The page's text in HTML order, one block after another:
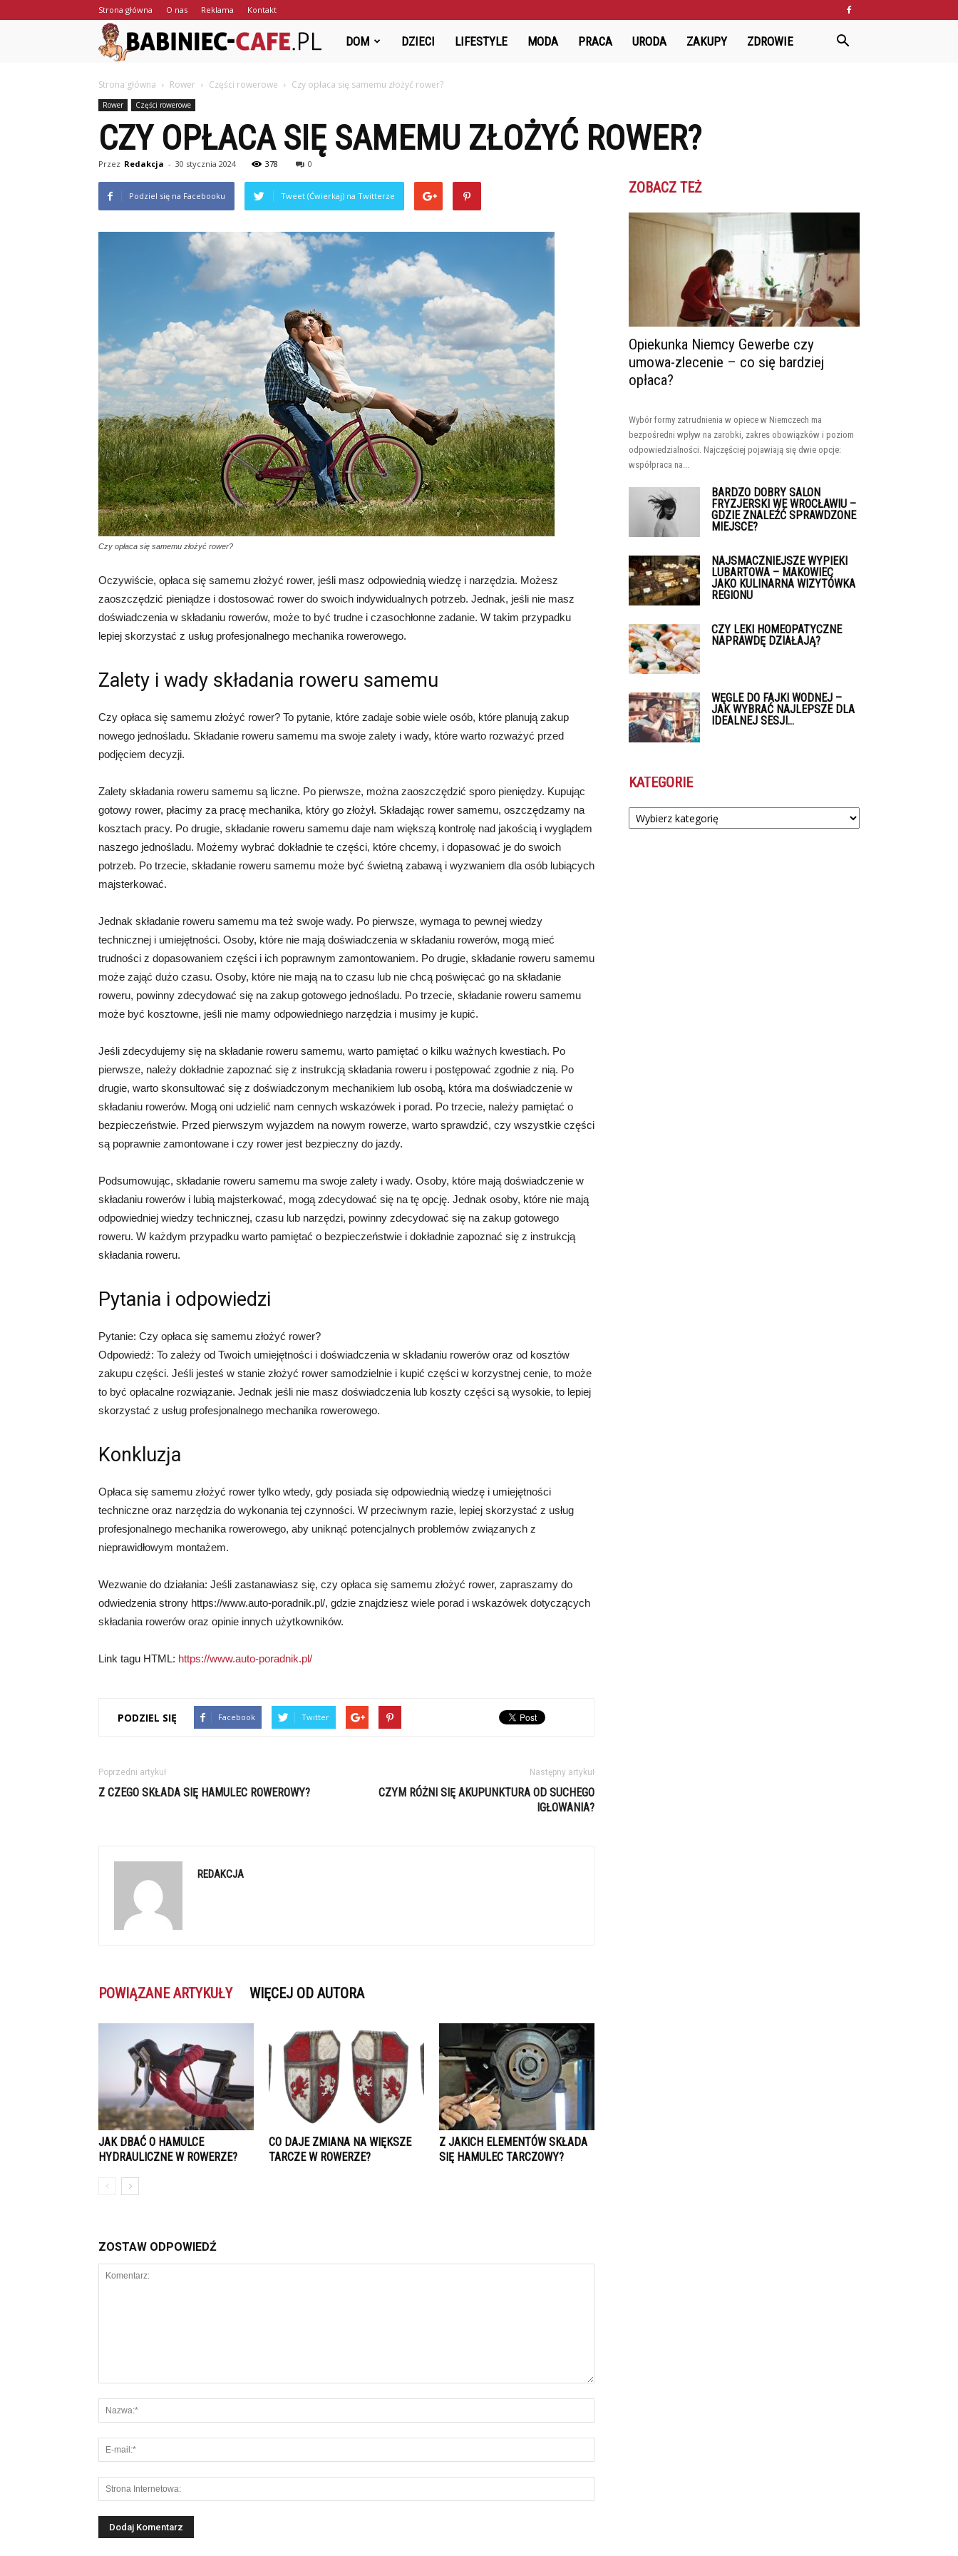
Strona główna O nas Reklama Kontakt
Babiniec-
Cafe.pl
DOM DZIECI LIFESTYLE MODA PRACA URODA ZAKUPY ZDROWIE
Strona główna Rower Części rowerowe Czy opłaca się samemu złożyć rower?
Rower Części rowerowe
CZY OPŁACA SIĘ SAMEMU ZŁOŻYĆ ROWER?
Przez Redakcja - 30 stycznia 2024 378 0
Podziel się na Facebooku Tweet (Ćwierkaj) na Twitterze
Czy opłaca się samemu złożyć rower?
Oczywiście, opłaca się samemu złożyć rower, jeśli masz odpowiednią wiedzę i narzędzia. Możesz
zaoszczędzić pieniądze i dostosować rower do swoich indywidualnych potrzeb. Jednak, jeśli nie masz
doświadczenia w składaniu rowerów, może to być trudne i czasochłonne zadanie. W takim przypadku
lepiej skorzystać z usług profesjonalnego mechanika rowerowego.
Zalety i wady składania roweru samemu
Czy opłaca się samemu złożyć rower? To pytanie, które zadaje sobie wiele osób, które planują zakup
nowego jednośladu. Składanie roweru samemu ma swoje zalety i wady, które warto rozważyć przed
podjęciem decyzji.
Zalety składania roweru samemu są liczne. Po pierwsze, można zaoszczędzić sporo pieniędzy. Kupując
gotowy rower, płacimy za pracę mechanika, który go złożył. Składając rower samemu, oszczędzamy na
kosztach pracy. Po drugie, składanie roweru samemu daje nam większą kontrolę nad jakością i wyglądem
naszego jednośladu. Możemy wybrać dokładnie te części, które chcemy, i dopasować je do swoich
potrzeb. Po trzecie, składanie roweru samemu może być świetną zabawą i wyzwaniem dla osób lubiących
majsterkować.
Jednak składanie roweru samemu ma też swoje wady. Po pierwsze, wymaga to pewnej wiedzy
technicznej i umiejętności. Osoby, które nie mają doświadczenia w składaniu rowerów, mogą mieć
trudności z dopasowaniem części i ich poprawnym zamontowaniem. Po drugie, składanie roweru samemu
może zająć dużo czasu. Osoby, które nie mają na to czasu lub nie chcą poświęcać go na składanie
roweru, powinny zdecydować się na zakup gotowego jednośladu. Po trzecie, składanie roweru samemu
może być kosztowne, jeśli nie mamy odpowiedniego narzędzia i musimy je kupić.
Jeśli zdecydujemy się na składanie roweru samemu, warto pamiętać o kilku ważnych kwestiach. Po
pierwsze, należy dokładnie zapoznać się z instrukcją składania roweru i postępować zgodnie z nią. Po
drugie, warto skonsultować się z doświadczonym mechanikiem lub osobą, która ma doświadczenie w
składaniu rowerów. Mogą oni udzielić nam cennych wskazówek i porad. Po trzecie, należy pamiętać o
bezpieczeństwie. Przed pierwszym wyjazdem na nowym rowerze, warto sprawdzić, czy wszystkie części
są poprawnie zamontowane i czy rower jest bezpieczny do jazdy.
Podsumowując, składanie roweru samemu ma swoje zalety i wady. Osoby, które mają doświadczenie w
składaniu rowerów i lubią majsterkować, mogą zdecydować się na tę opcję. Jednak osoby, które nie mają
odpowiedniej wiedzy technicznej, czasu lub narzędzi, powinny zdecydować się na zakup gotowego
roweru. W każdym przypadku warto pamiętać o bezpieczeństwie i dokładnie zapoznać się z instrukcją
składania roweru.
Pytania i odpowiedzi
Pytanie: Czy opłaca się samemu złożyć rower?
Odpowiedź: To zależy od Twoich umiejętności i doświadczenia w składaniu rowerów oraz od kosztów
zakupu części. Jeśli jesteś w stanie złożyć rower samodzielnie i kupić części w korzystnej cenie, to może
to być opłacalne rozwiązanie. Jednak jeśli nie masz doświadczenia lub koszty części są wysokie, to lepiej
skorzystać z usług profesjonalnego mechanika rowerowego.
Konkluzja
Opłaca się samemu złożyć rower tylko wtedy, gdy posiada się odpowiednią wiedzę i umiejętności
techniczne oraz narzędzia do wykonania tej czynności. W przeciwnym razie, lepiej skorzystać z usług
profesjonalnego mechanika rowerowego, aby uniknąć potencjalnych problemów związanych z
nieprawidłowym montażem.
Wezwanie do działania: Jeśli zastanawiasz się, czy opłaca się samemu złożyć rower, zapraszamy do
odwiedzenia strony https://www.auto-poradnik.pl/, gdzie znajdziesz wiele porad i wskazówek dotyczących
składania rowerów oraz opinie innych użytkowników.
Link tagu HTML: https://www.auto-poradnik.pl/
PODZIEL SIĘ Facebook Twitter
Poprzedni artykuł
Z CZEGO SKŁADA SIĘ HAMULEC ROWEROWY?
Następny artykuł
CZYM RÓŻNI SIĘ AKUPUNKTURA OD SUCHEGO
IGŁOWANIA?
REDAKCJA
POWIĄZANE ARTYKUŁY WIĘCEJ OD AUTORA
JAK DBAĆ O HAMULCE
HYDRAULICZNE W ROWERZE?
CO DAJE ZMIANA NA WIĘKSZE
TARCZE W ROWERZE?
Z JAKICH ELEMENTÓW SKŁADA
SIĘ HAMULEC TARCZOWY?
ZOSTAW ODPOWIEDŹ
ZOBACZ TEŻ
Opiekunka Niemcy Gewerbe czy
umowa-zlecenie – co się bardziej
opłaca?
Wybór formy zatrudnienia w opiece w Niemczech ma
bezpośredni wpływ na zarobki, zakres obowiązków i poziom
odpowiedzialności. Najczęściej pojawiają się dwie opcje:
współpraca na...
BARDZO DOBRY SALON
FRYZJERSKI WE WROCŁAWIU –
GDZIE ZNALEŹĆ SPRAWDZONE
MIEJSCE?
NAJSMACZNIEJSZE WYPIEKI
LUBARTOWA – MAKOWIEC
JAKO KULINARNA WIZYTÓWKA
REGIONU
CZY LEKI HOMEOPATYCZNE
NAPRAWDĘ DZIAŁAJĄ?
WĘGLE DO FAJKI WODNEJ –
JAK WYBRAĆ NAJLEPSZE DLA
IDEALNEJ SESJI...
KATEGORIE
Kategorie